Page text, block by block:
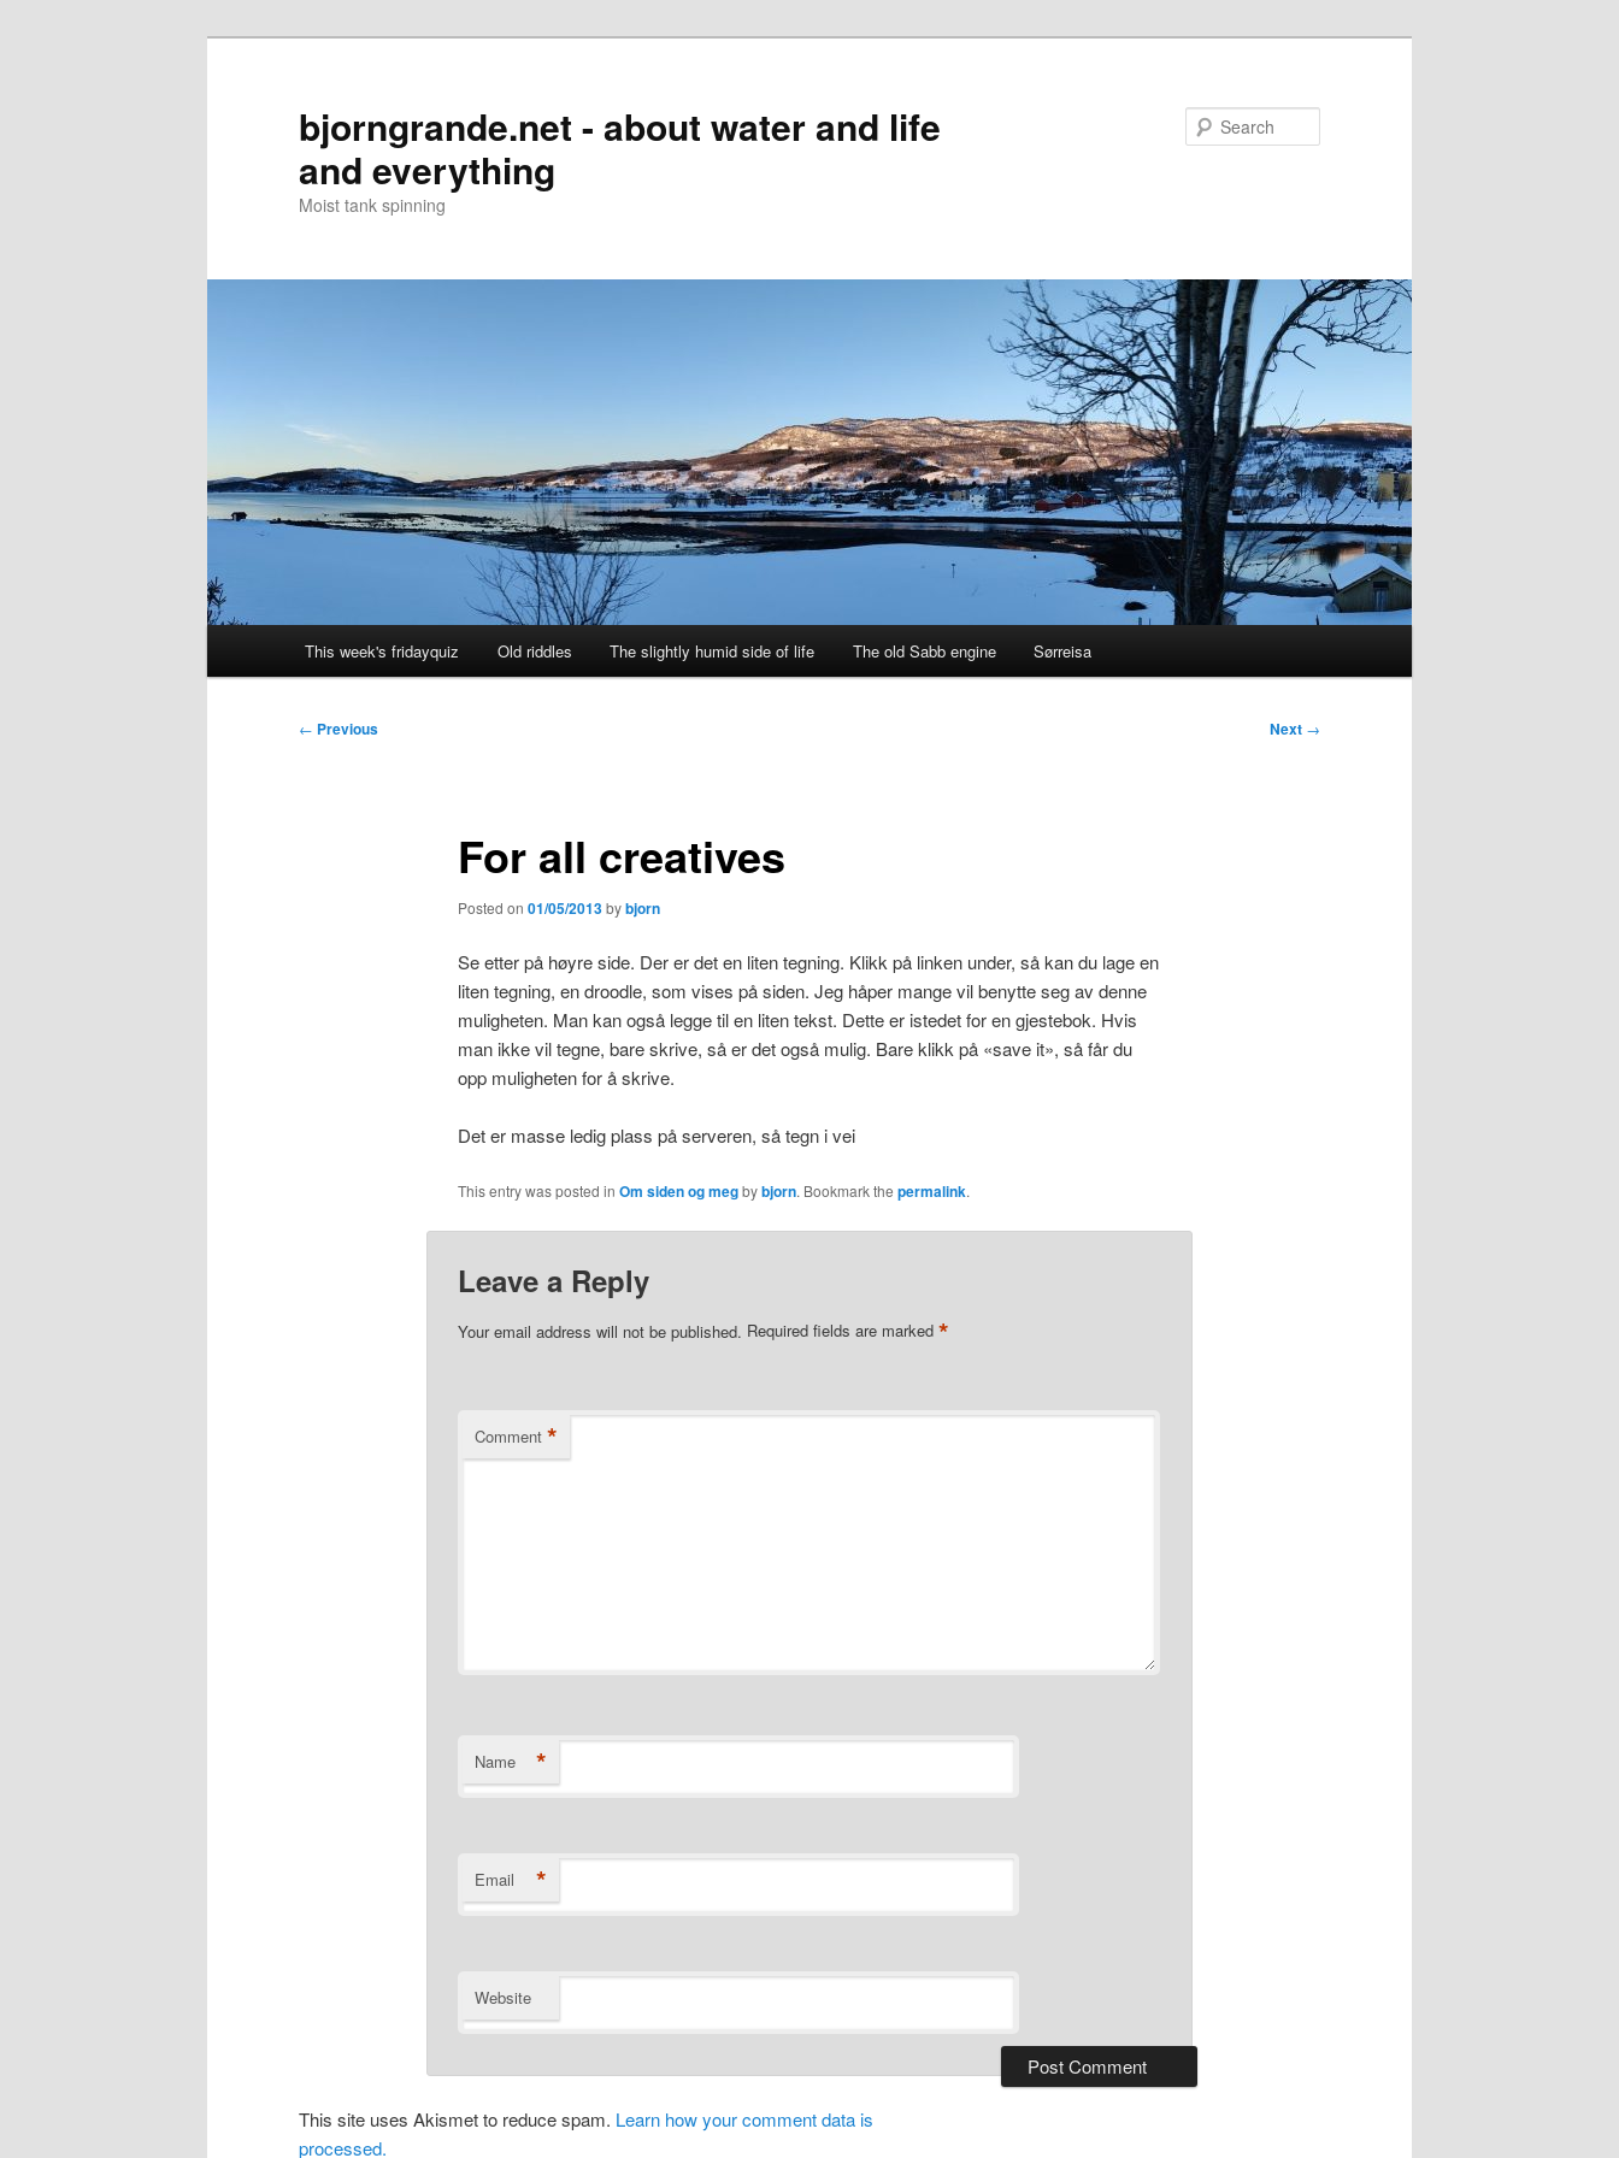
bjorngrande.net - about water and life
and everything
Moist tank spinning
This week's fridayquiz Old riddles The slightly humid side of life The old Sabb engine Sørreisa
Post
← Previous Next →
For all creatives
Posted on 01/05/2013bybjorn
Se etter på høyre side. Der er det en liten tegning. Klikk på linken under, så kan du lage en
liten tegning, en droodle, som vises på siden. Jeg håper mange vil benytte seg av denne
muligheten. Man kan også legge til en liten tekst. Dette er istedet for en gjestebok. Hvis
man ikke vil tegne, bare skrive, så er det også mulig. Bare klikk på «save it», så får du
opp muligheten for å skrive.
Det er masse ledig plass på serveren, så tegn i vei
This entry was posted in Om siden og megbybjorn. Bookmark the permalink.
Leave a Reply
Your email address will not be published. Required fields are marked *
Comment *
Name *
Email *
Website
This site uses Akismet to reduce spam. Learn how your comment data is
processed.